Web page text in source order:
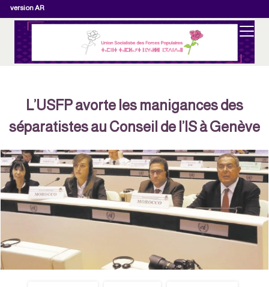
version AR
L’USFP avorte les manigances des
séparatistes au Conseil de l’IS à Genève